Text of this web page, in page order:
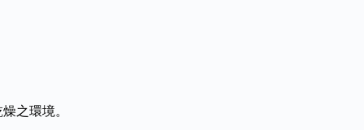
之環境。